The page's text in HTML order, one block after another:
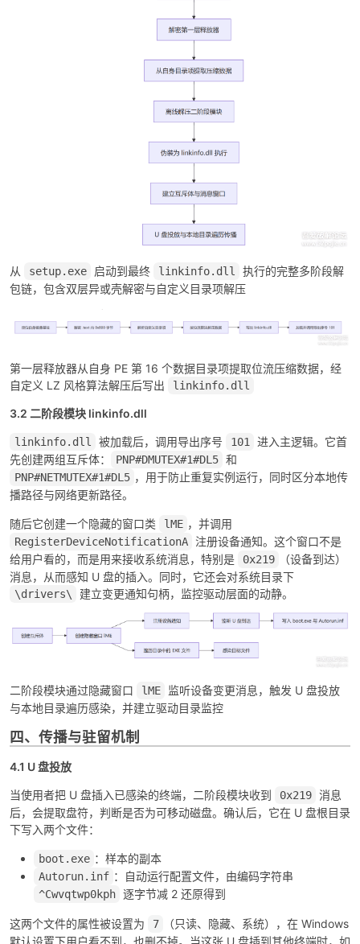
从 setup.exe 启动到最终 linkinfo.dll
执行的完整多阶段解
包链，包含双层异或壳解密与自定义目录项解压
第一层释放器从自身 PE 第 16 个数据目录项提取位流压缩数据，经
自定义 LZ 风格算法解压后写出
linkinfo.dll
3.2 二阶段模块 linkinfo.dll
linkinfo.dll 被加载后，调用导出序号 101
进入主逻辑。它首
先创建两组互斥体：
PNP#DMUTEX#1#DL5 和
PNP#NETMUTEX#1#DL5 ，用于防止重复实例运行，同时区分本地传
播路径与网络更新路径。
随后它创建一个隐藏的窗口类 lME ，并调用
RegisterDeviceNotificationA
注册设备通知。这个窗口不是
给用户看的，而是用来接收系统消息，特别是
0x219
（设备到达）
消息，从而感知 U 盘的插入。同时，它还会对系统目录下
\drivers\ 建立变更通知句柄，监控驱动层面的动静。
二阶段模块通过隐藏窗口 lME
监听设备变更消息，触发 U 盘投放
与本地目录遍历感染，并建立驱动目录监控
四、传播与驻留机制
4.1 U 盘投放
当使用者把 U 盘插入已感染的终端，二阶段模块收到 0x219 消息
后，会提取盘符，判断是否为可移动磁盘。确认后，它在 U 盘根目录
下写入两个文件：
boot.exe ：样本的副本
Autorun.inf ：自动运行配置文件，由编码字符串
^Cwvqtwp0kph 逐字节减 2 还原得到
这两个文件的属性被设置为 7
（只读、隐藏、系统），在 Windows
默认设置下用户看不到，也删不掉。当这张 U 盘插到其他终端时，如